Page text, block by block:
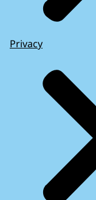
Privacy